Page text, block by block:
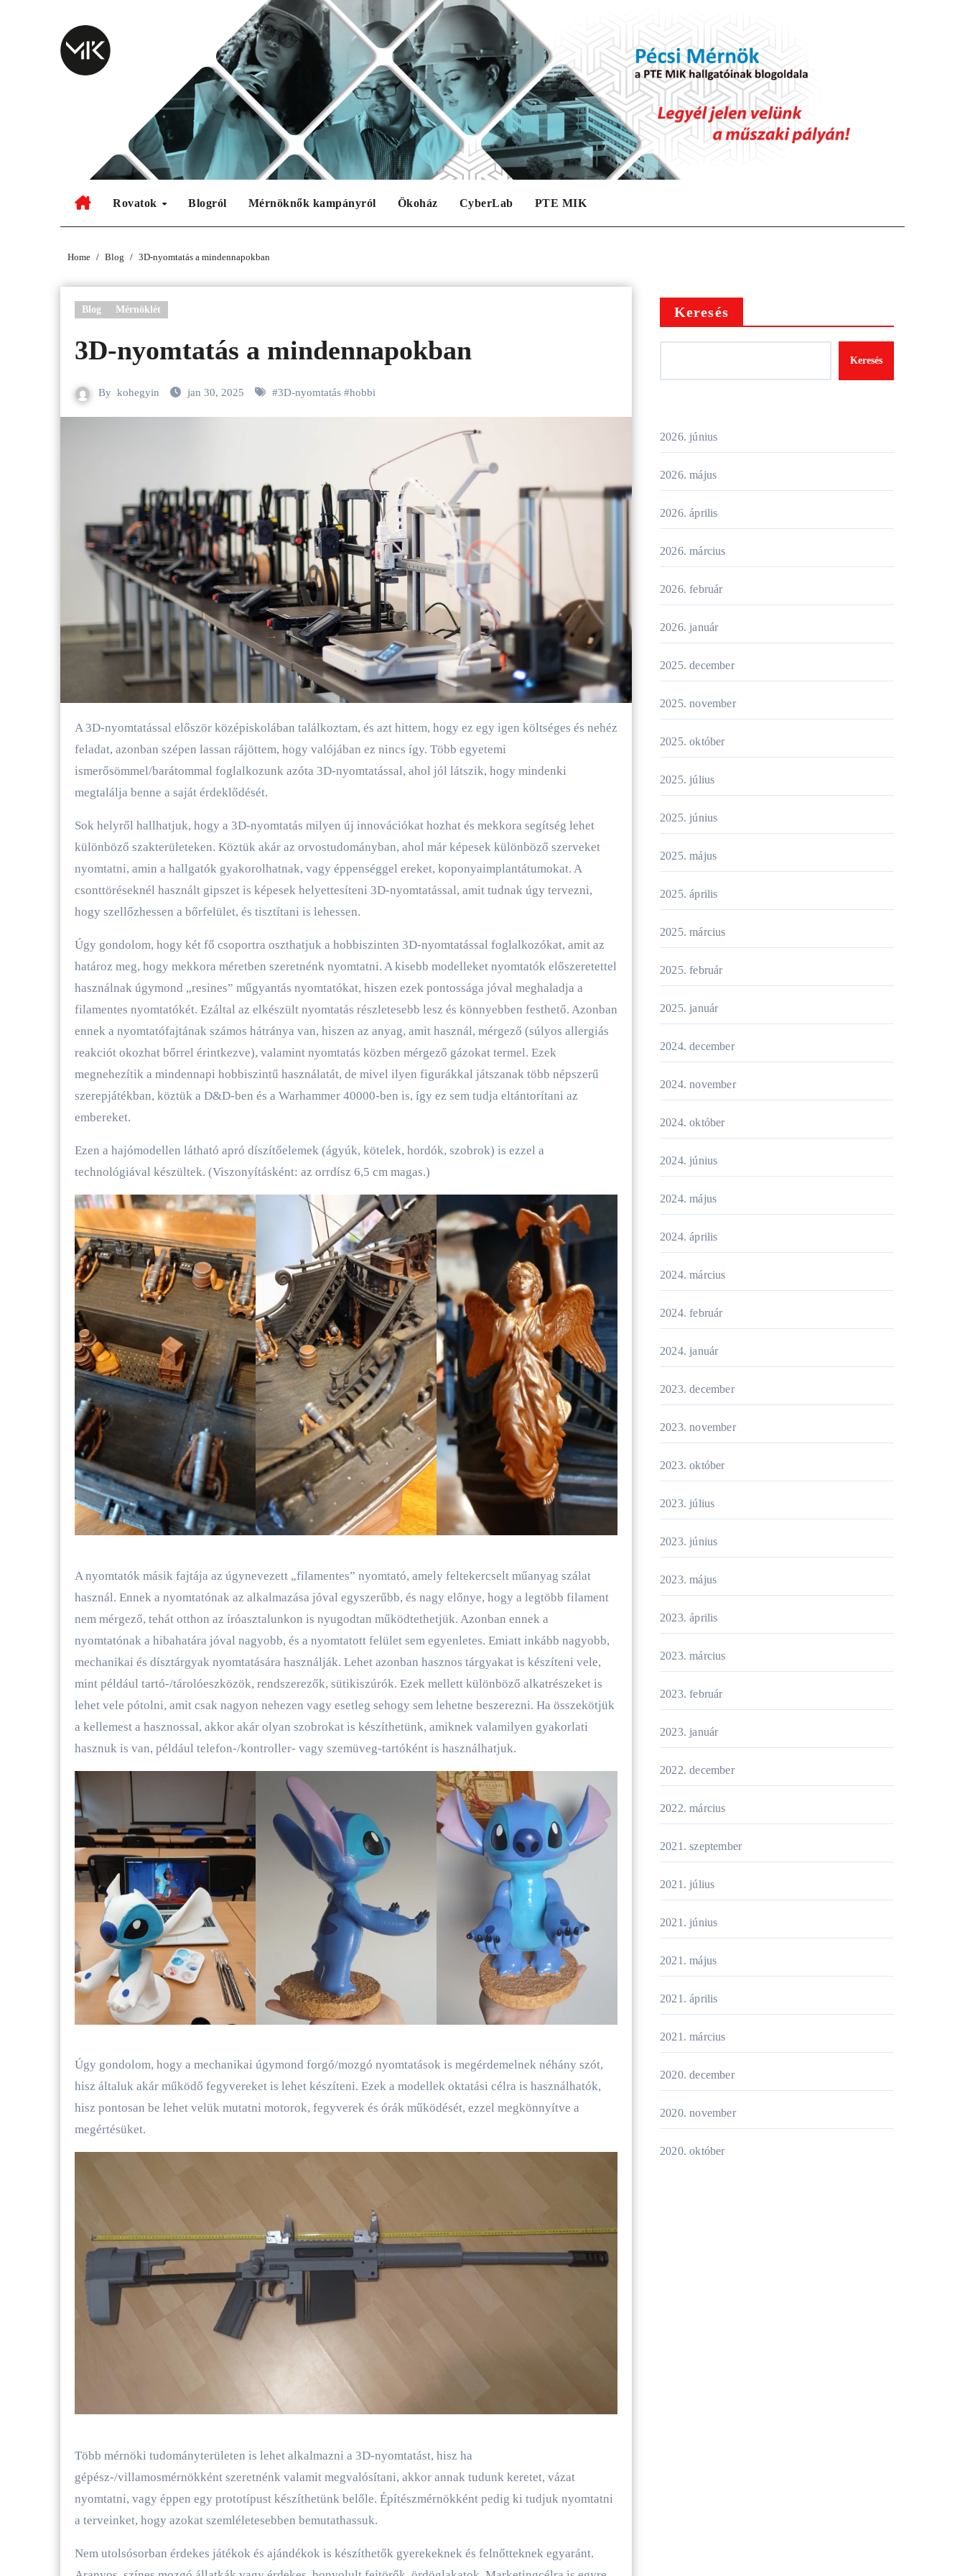
Rovatok Blogról Mérnöknők kampányról Ökoház CyberLab PTE MIK
Home Blog 3D-nyomtatás a mindennapokban
Blog Mérnöklét
3D-nyomtatás a mindennapokban
By kohegyin jan 30, 2025 #3D-nyomtatás #hobbi
A 3D-nyomtatással először középiskolában találkoztam, és azt hittem, hogy ez egy igen költséges és nehéz
feladat, azonban szépen lassan rájöttem, hogy valójában ez nincs így. Több egyetemi
ismerősömmel/barátommal foglalkozunk azóta 3D-nyomtatással, ahol jól látszik, hogy mindenki
megtalálja benne a saját érdeklődését.
Sok helyről hallhatjuk, hogy a 3D-nyomtatás milyen új innovációkat hozhat és mekkora segítség lehet
különböző szakterületeken. Köztük akár az orvostudományban, ahol már képesek különböző szerveket
nyomtatni, amin a hallgatók gyakorolhatnak, vagy éppenséggel ereket, koponyaimplantátumokat. A
csonttöréseknél használt gipszet is képesek helyettesíteni 3D-nyomtatással, amit tudnak úgy tervezni,
hogy szellőzhessen a bőrfelület, és tisztítani is lehessen.
Úgy gondolom, hogy két fő csoportra oszthatjuk a hobbiszinten 3D-nyomtatással foglalkozókat, amit az
határoz meg, hogy mekkora méretben szeretnénk nyomtatni. A kisebb modelleket nyomtatók előszeretettel
használnak úgymond „resines” műgyantás nyomtatókat, hiszen ezek pontossága jóval meghaladja a
filamentes nyomtatókét. Ezáltal az elkészült nyomtatás részletesebb lesz és könnyebben festhető. Azonban
ennek a nyomtatófajtának számos hátránya van, hiszen az anyag, amit használ, mérgező (súlyos allergiás
reakciót okozhat bőrrel érintkezve), valamint nyomtatás közben mérgező gázokat termel. Ezek
megnehezítik a mindennapi hobbiszintű használatát, de mivel ilyen figurákkal játszanak több népszerű
szerepjátékban, köztük a D&D-ben és a Warhammer 40000-ben is, így ez sem tudja eltántorítani az
embereket.
Ezen a hajómodellen látható apró díszítőelemek (ágyúk, kötelek, hordók, szobrok) is ezzel a
technológiával készültek. (Viszonyításként: az orrdísz 6,5 cm magas.)
A nyomtatók másik fajtája az úgynevezett „filamentes” nyomtató, amely feltekercselt műanyag szálat
használ. Ennek a nyomtatónak az alkalmazása jóval egyszerűbb, és nagy előnye, hogy a legtöbb filament
nem mérgező, tehát otthon az íróasztalunkon is nyugodtan működtethetjük. Azonban ennek a
nyomtatónak a hibahatára jóval nagyobb, és a nyomtatott felület sem egyenletes. Emiatt inkább nagyobb,
mechanikai és dísztárgyak nyomtatására használják. Lehet azonban hasznos tárgyakat is készíteni vele,
mint például tartó-/tárolóeszközök, rendszerezők, sütikiszúrók. Ezek mellett különböző alkatrészeket is
lehet vele pótolni, amit csak nagyon nehezen vagy esetleg sehogy sem lehetne beszerezni. Ha összekötjük
a kellemest a hasznossal, akkor akár olyan szobrokat is készíthetünk, amiknek valamilyen gyakorlati
hasznuk is van, például telefon-/kontroller- vagy szemüveg-tartóként is használhatjuk.
Úgy gondolom, hogy a mechanikai úgymond forgó/mozgó nyomtatások is megérdemelnek néhány szót,
hisz általuk akár működő fegyvereket is lehet készíteni. Ezek a modellek oktatási célra is használhatók,
hisz pontosan be lehet velük mutatni motorok, fegyverek és órák működését, ezzel megkönnyítve a
megértésüket.
Több mérnöki tudományterületen is lehet alkalmazni a 3D-nyomtatást, hisz ha
gépész-/villamosmérnökként szeretnénk valamit megvalósítani, akkor annak tudunk keretet, vázat
nyomtatni, vagy éppen egy prototípust készíthetünk belőle. Építészmérnökként pedig ki tudjuk nyomtatni
a terveinket, hogy azokat szemléletesebben bemutathassuk.
Nem utolsósorban érdekes játékok és ajándékok is készíthetők gyerekeknek és felnőtteknek egyaránt.
Keresés
Keresés
2026. június
2026. május
2026. április
2026. március
2026. február
2026. január
2025. december
2025. november
2025. október
2025. július
2025. június
2025. május
2025. április
2025. március
2025. február
2025. január
2024. december
2024. november
2024. október
2024. június
2024. május
2024. április
2024. március
2024. február
2024. január
2023. december
2023. november
2023. október
2023. július
2023. június
2023. május
2023. április
2023. március
2023. február
2023. január
2022. december
2022. március
2021. szeptember
2021. július
2021. június
2021. május
2021. április
2021. március
2020. december
2020. november
2020. október